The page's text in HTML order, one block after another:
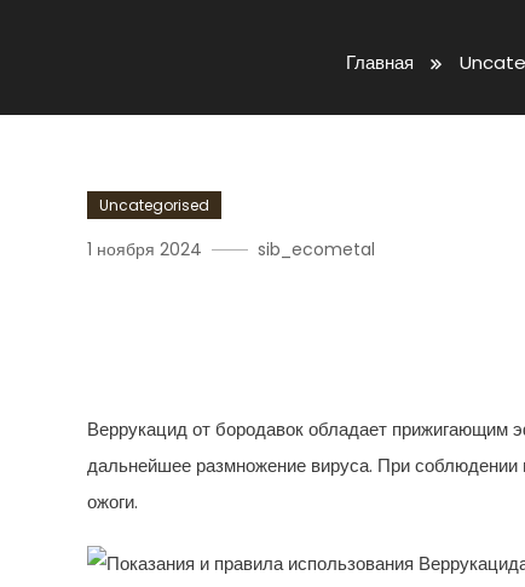
Главная
Uncategorised
1 ноября 2024 sib_ecometal
Веррукацид от бородавок обладает прижигающим
дальнейшее размножение вируса. При соблюдении
ожоги.